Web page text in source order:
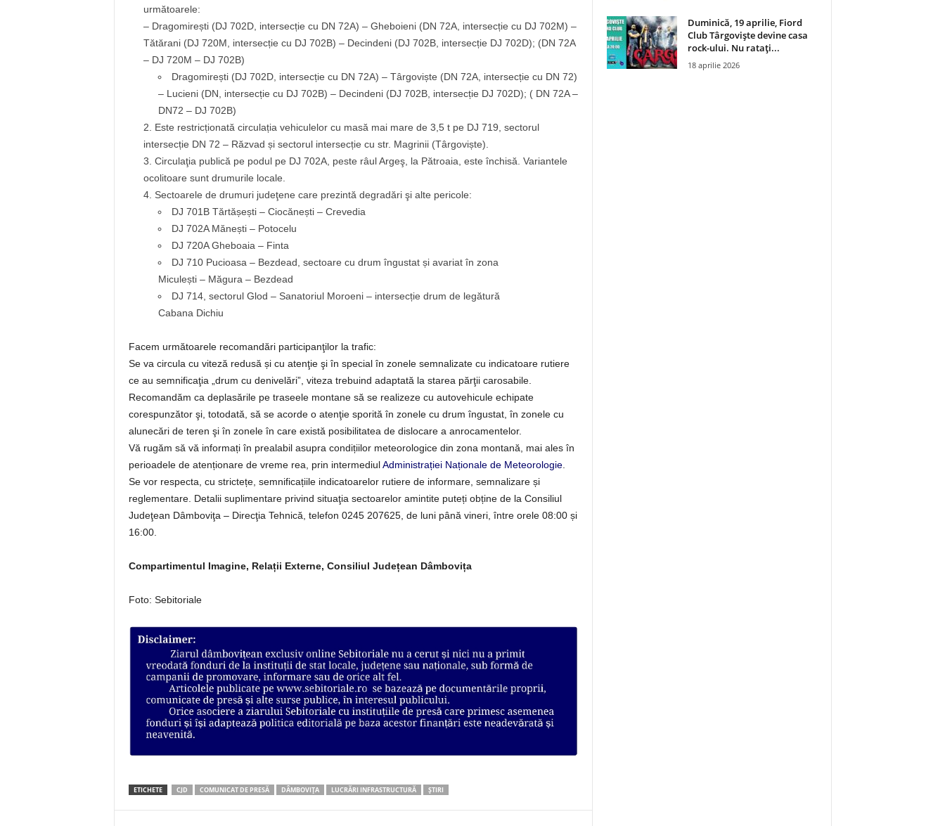
următoarele:
– Dragomirești (DJ 702D, intersecție cu DN 72A) – Gheboieni (DN 72A, intersecție cu DJ 702M) –
Tătărani (DJ 720M, intersecție cu DJ 702B) – Decindeni (DJ 702B, intersecție DJ 702D); (DN 72A
– DJ 720M – DJ 702B)
Dragomirești (DJ 702D, intersecție cu DN 72A) – Târgoviște (DN 72A, intersecție cu DN 72)
– Lucieni (DN, intersecție cu DJ 702B) – Decindeni (DJ 702B, intersecție DJ 702D); ( DN 72A –
DN72 – DJ 702B)
Este restricționată circulația vehiculelor cu masă mai mare de 3,5 t pe DJ 719, sectorul
intersecție DN 72 – Răzvad și sectorul intersecție cu str. Magrinii (Târgoviște).
Circulaţia publică pe podul pe DJ 702A, peste râul Argeş, la Pătroaia, este închisă. Variantele
ocolitoare sunt drumurile locale.
Sectoarele de drumuri judeţene care prezintă degradări şi alte pericole:
DJ 701B Tărtășești – Ciocănești – Crevedia
DJ 702A Mănești – Potocelu
DJ 720A Gheboaia – Finta
DJ 710 Pucioasa – Bezdead, sectoare cu drum îngustat și avariat în zona
Miculești – Măgura – Bezdead
DJ 714, sectorul Glod – Sanatoriul Moroeni – intersecție drum de legătură
Cabana Dichiu
Facem următoarele recomandări participanţilor la trafic:
Se va circula cu viteză redusă și cu atenţie şi în special în zonele semnalizate cu indicatoare rutiere
ce au semnificaţia „drum cu denivelări”, viteza trebuind adaptată la starea părţii carosabile.
Recomandăm ca deplasările pe traseele montane să se realizeze cu autovehicule echipate
corespunzător şi, totodată, să se acorde o atenţie sporită în zonele cu drum îngustat, în zonele cu
alunecări de teren şi în zonele în care există posibilitatea de dislocare a anrocamentelor.
Vă rugăm să vă informați în prealabil asupra condițiilor meteorologice din zona montană, mai ales în
perioadele de atenționare de vreme rea, prin intermediulAdministrației Naționale de Meteorologie.
Se vor respecta, cu strictețe, semnificațiile indicatoarelor rutiere de informare, semnalizare și
reglementare. Detalii suplimentare privind situaţia sectoarelor amintite puteți obține de la Consiliul
Judeţean Dâmboviţa – Direcţia Tehnică, telefon 0245 207625, de luni până vineri, între orele 08:00 și
16:00.
Compartimentul Imagine, Relații Externe, Consiliul Județean Dâmbovița
Foto: Sebitoriale
ETICHETE CJD COMUNICAT DE PRESĂ DÂMBOVIȚA LUCRĂRI INFRASTRUCTURĂ ȘTIRI
Duminică, 19 aprilie, Fiord
Club Târgoviște devine casa
rock-ului. Nu ratați...
18 aprilie 2026